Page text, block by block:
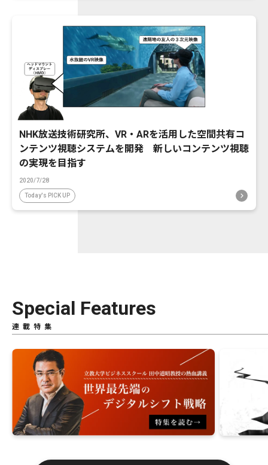
NHK放送技術研究所、VR・ARを活用した空間共有コ
ンテンツ視聴システムを開発 新しいコンテンツ視聴
の実現を目指す
2020/7/28
Today's PICK UP
Special Features
連載特集